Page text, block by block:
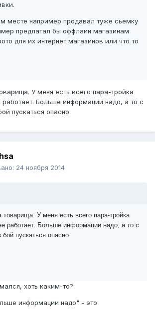
месте например продавал туже сьемку
предлагал бы оффлаин магазинам
для их интернет магазинов или что то
У меня есть всего пара-тройка
работает. Больше информации надо, а то с
пускаться опасно.
24 ноября 2014
У меня есть всего пара-тройка
работает. Больше информации надо, а то с
пускаться опасно.
хоть каким-то?
информации надо" - это